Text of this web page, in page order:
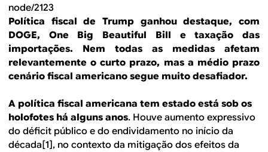
node/2123
Política fiscal de Trump ganhou destaque, com
DOGE, One Big Beautiful Bill e taxação das
importações. Nem todas as medidas afetam
relevantemente o curto prazo, mas a médio prazo
cenário fiscal americano segue muito desafiador.
A política fiscal americana tem estado está sob os
holofotes há alguns anos. Houve aumento expressivo
do déficit público e do endividamento no início da
década[1], no contexto da mitigação dos efeitos da